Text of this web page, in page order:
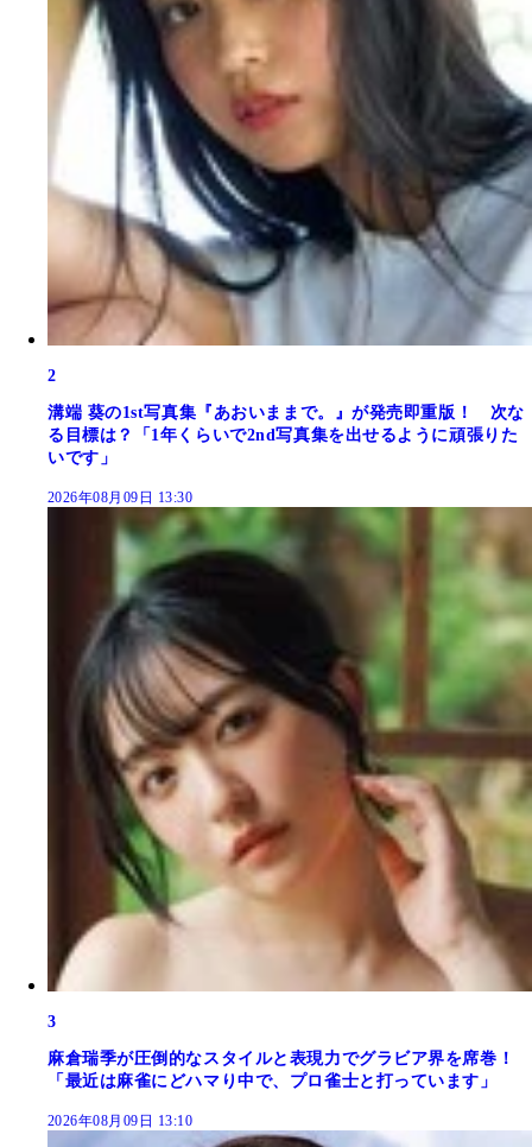
2
溝端 葵の1st写真集『あおいままで。』が発売即重版！ 次な
る目標は？「1年くらいで2nd写真集を出せるように頑張りた
いです」
2026年08月09日 13:30
3
麻倉瑞季が圧倒的なスタイルと表現力でグラビア界を席巻！
「最近は麻雀にどハマり中で、プロ雀士と打っています」
2026年08月09日 13:10